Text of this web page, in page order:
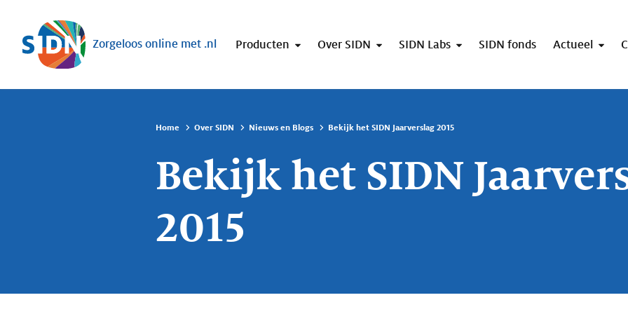
Sla navigatie over
Zorgeloos online met .nl Producten Over SIDN SIDN Labs SIDN fonds Actueel
Home Over SIDN Nieuws en Blogs Bekijk het SIDN Jaarverslag 2015
Bekijk het SIDN
2015